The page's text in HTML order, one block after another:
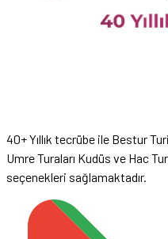
40+ Yıllık tecrübe ile Bestur
Umre Turaları Kudüs ve Hac
seçenekleri sağlamaktadır.